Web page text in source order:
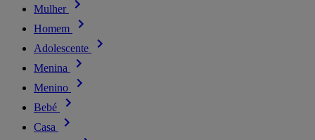
Mulher
Homem
Adolescente
Menina
Menino
Bebé
Casa